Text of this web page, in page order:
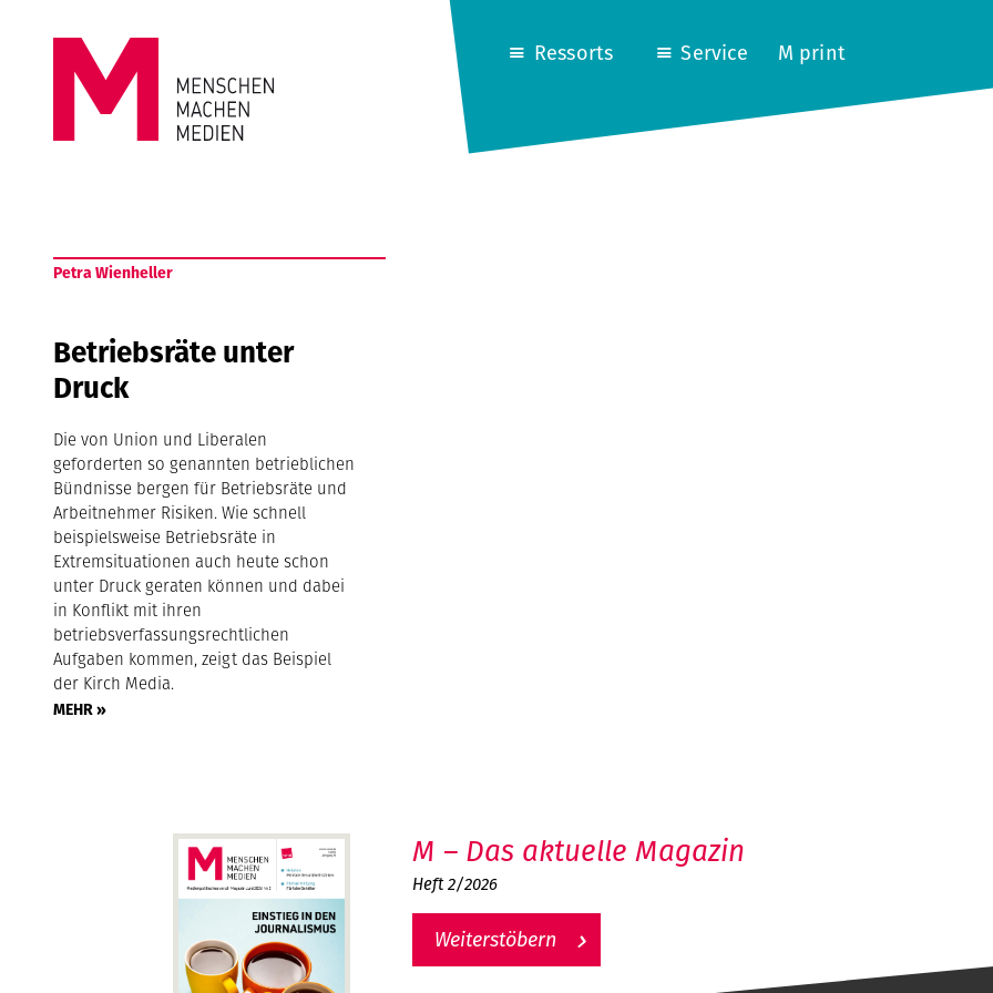
MACHEN
MEDIEN
Ressorts Service M print
Petra Wienheller
Betriebsräte unter
Druck
Die von Union und Liberalen
geforderten so genannten betrieblichen
Bündnisse bergen für Betriebsräte und
Arbeitnehmer Risiken. Wie schnell
beispielsweise Betriebsräte in
Extremsituationen auch heute schon
unter Druck geraten können und dabei
in Konflikt mit ihren
betriebsverfassungsrechtlichen
Aufgaben kommen, zeigt das Beispiel
der Kirch Media.
MEHR »
M – Das aktuelle Magazin
Heft 2/2026
Weiterstöbern